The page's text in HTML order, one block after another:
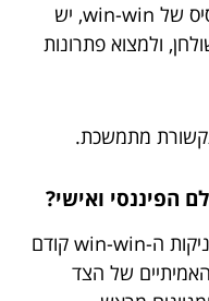
מרוויח פחות ופחות. אבל כשיש בסיס של win-win, יש
ולמצוא פתרונות
מתמשכת.
הפיננסי ואישי?
במשא ומתן עסקי: הטמיעו את טכניקות ה-win-win קודם
של הצד